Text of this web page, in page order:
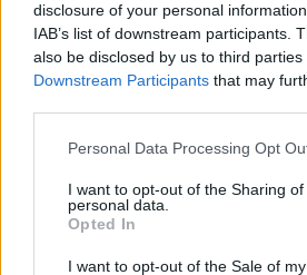
disclosure of your personal
IAB’s list of downstream participants.
also be disclosed by us to third parties
Downstream Participants that may
Please note that this website/app
not limited to your visit or usage
grant or deny consent to Google and
use your data for below specified
consent section.
Personal Data Processing Opt
I want to opt-out of the Sharing of
personal data.
Opted In
I want to opt-out of the Sale of my
FLASH FOCUS